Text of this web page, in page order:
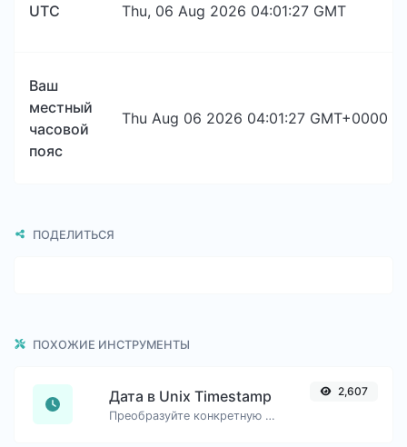
UTC Thu, 06 Aug 2026 04:01:27 GMT
Ваш
местный
часовой
пояс
Thu Aug 06 2026 04:01:27 GMT+0000
ПОДЕЛИТЬСЯ
ПОХОЖИЕ ИНСТРУМЕНТЫ
Дата в Unix Timestamp
Преобразуйте конкретную дату в формат unix timestamp.
2,607